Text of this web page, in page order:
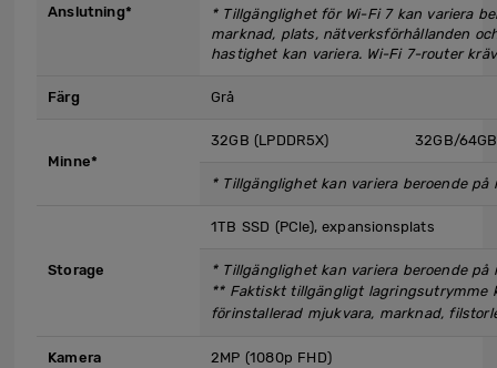
Anslutning*
* Tillgänglighet för Wi-Fi 7 kan variera
marknad, plats, nätverksförhållanden
hastighet kan variera. Wi-Fi 7-router
Färg Grå
Minne*
32GB (LPDDR5X) 32GB/
* Tillgänglighet kan variera beroende på
Storage
1TB SSD (PCle), expansionsplats
* Tillgänglighet kan variera beroende på
** Faktiskt tillgängligt lagringsutrymme
förinstallerad mjukvara, marknad,
Kamera 2MP (1080p FHD)